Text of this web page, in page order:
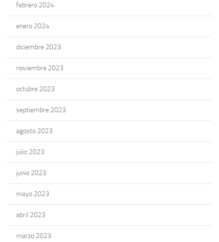
febrero 2024
enero 2024
diciembre 2023
noviembre 2023
octubre 2023
septiembre 2023
agosto 2023
julio 2023
junio 2023
mayo 2023
abril 2023
marzo 2023